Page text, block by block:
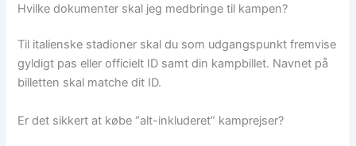
Hvilke dokumenter skal jeg medbringe til kampen?
Til italienske stadioner skal du som udgangspunkt fremvise
gyldigt pas eller officielt ID samt din kampbillet. Navnet på
billetten skal matche dit ID.
Er det sikkert at købe “alt-inkluderet” kamprejser?